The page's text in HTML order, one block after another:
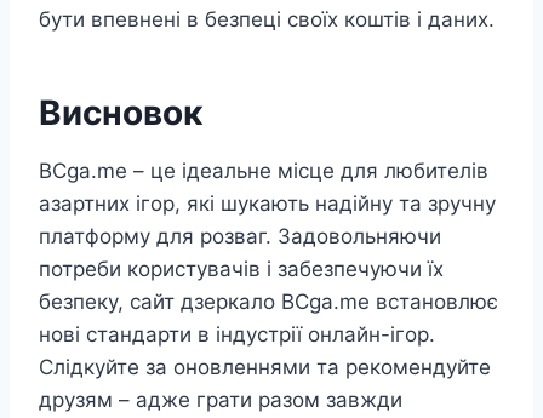
бути впевнені в безпеці своїх коштів і даних.
Висновок
BCga.me – це ідеальне місце для любителів
азартних ігор, які шукають надійну та зручну
платформу для розваг. Задовольняючи
потреби користувачів і забезпечуючи їх
безпеку, сайт дзеркало BCga.me встановлює
нові стандарти в індустрії онлайн-ігор.
Слідкуйте за оновленнями та рекомендуйте
друзям – адже грати разом завжди